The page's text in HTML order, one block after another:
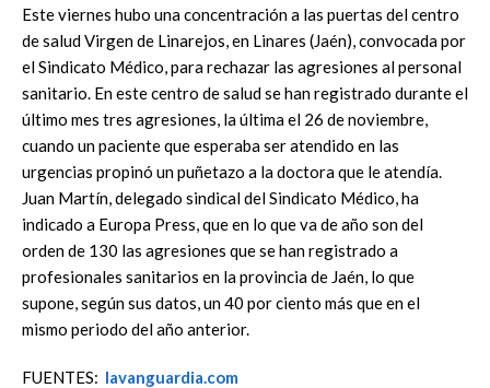
Este viernes hubo una concentración a las puertas del centro
de salud Virgen de Linarejos, en Linares (Jaén), convocada por
el Sindicato Médico, para rechazar las agresiones al personal
sanitario. En este centro de salud se han registrado durante el
último mes tres agresiones, la última el 26 de noviembre,
cuando un paciente que esperaba ser atendido en las
urgencias propinó un puñetazo a la doctora que le atendía.
Juan Martín, delegado sindical del Sindicato Médico, ha
indicado a Europa Press, que en lo que va de año son del
orden de 130 las agresiones que se han registrado a
profesionales sanitarios en la provincia de Jaén, lo que
supone, según sus datos, un 40 por ciento más que en el
mismo periodo del año anterior.
FUENTES: lavanguardia.com